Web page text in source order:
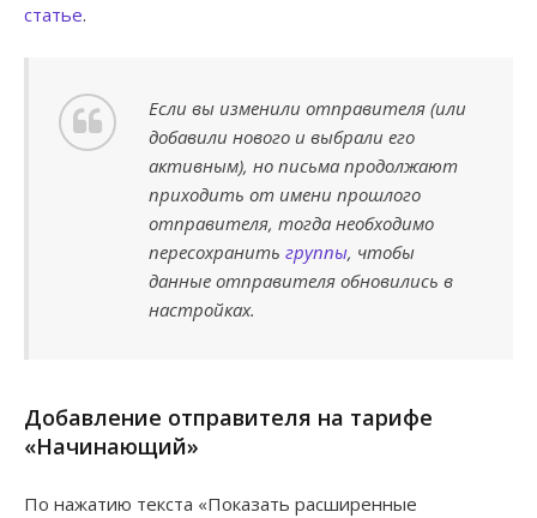
статье.
Если вы изменили отправителя (или
добавили нового и выбрали его
активным), но письма продолжают
приходить от имени прошлого
отправителя, тогда необходимо
пересохранить группы, чтобы
данные отправителя обновились в
настройках.
Добавление отправителя на тарифе
«Начинающий»
По нажатию текста «Показать расширенные